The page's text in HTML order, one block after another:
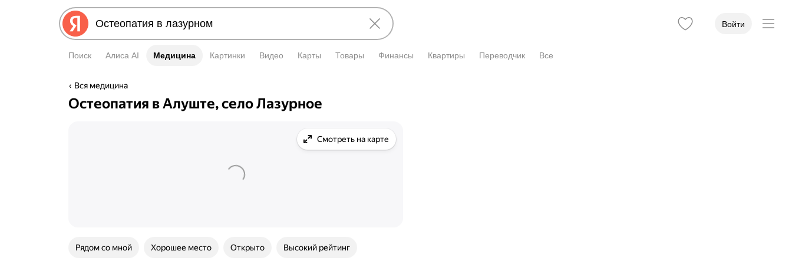
Войти
Поиск Алиса AI Медицина
Медицина Картинки Видео Карты Товары Финансы Квартиры Переводчик Все
Вся медицина
Остеопатия в Алуште, село Лазурное
Смотреть на карте
Рядом со мной Хорошее место Открыто Высокий рейтинг